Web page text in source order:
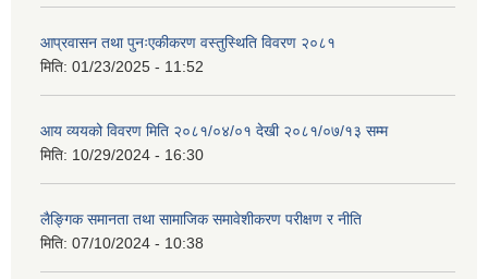
आप्रवासन तथा पुनःएकीकरण वस्तुस्थिति विवरण २०८१
मिति: 01/23/2025 - 11:52
आय व्ययको विवरण मिति २०८१/०४/०१ देखी २०८१/०७/१३ सम्म
मिति: 10/29/2024 - 16:30
लैङ्गिक समानता तथा सामाजिक समावेशीकरण परीक्षण र नीति
मिति: 07/10/2024 - 10:38